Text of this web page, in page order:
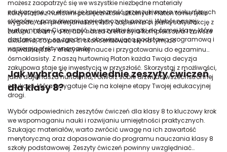
możesz zaopatrzyć się we wszystkie niezbędne materiały
edukacyjne, co eliminuje konieczność przeszukiwania wielu różnych
sklepów w poszukiwaniu pojedynczych pozycji. Wybór naszej
hurtowni daje Ci pewność, że wszystkie książki do ósmej klasy, które
dostarczamy, są zgodne z obowiązującą podstawą programową i
wspierają efektywną naukę.
Korzystanie z hurtowni podręczników szkolnych Platon to nie tylko
wygoda, ale i profesjonalizm, który zapewnia ci pełną satysfakcję z
zakupu. Dbamy o to, aby nasza oferta była kompleksowa i zawsze
aktualna, co pozwala ci skoncentrować się na tym, co
najważniejsze – efektywnej nauce i przygotowaniu do egzaminu
ósmoklasisty. Z naszą hurtownią Platon każda Twoja decyzja
zakupowa staje się inwestycją w przyszłość. Skorzystaj z możliwości,
jakie daje nasza hurtownia, i otwórz sobie drzwi do wszechstronnej
edukacji, która przygotuje Cię na kolejne etapy Twojej edukacyjnej
drogi.
Jak wybrać odpowiednie zeszyty ćwiczeń
dla klasy 8?
Wybór odpowiednich zeszytów ćwiczeń dla klasy 8 to kluczowy krok
we wspomaganiu nauki i rozwijaniu umiejętności praktycznych.
Szukając materiałów, warto zwrócić uwagę na ich zawartość
merytoryczną oraz dopasowanie do programu nauczania klasy 8
szkoły podstawowej. Zeszyty ćwiczeń powinny uwzględniać